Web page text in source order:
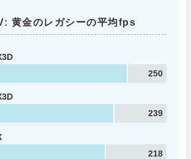
黄金のレガシーの平均fps
250
239
218